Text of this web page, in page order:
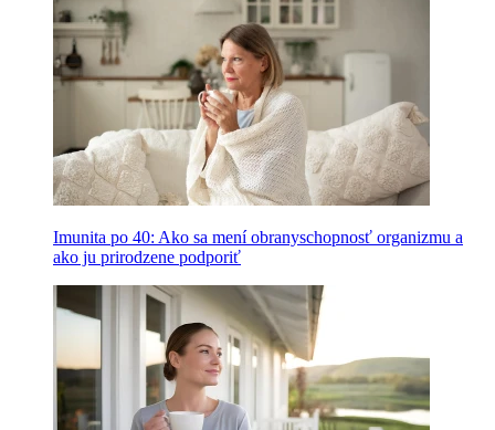
Imunita po 40: Ako sa mení obranyschopnosť organizmu a
ako ju prirodzene podporiť